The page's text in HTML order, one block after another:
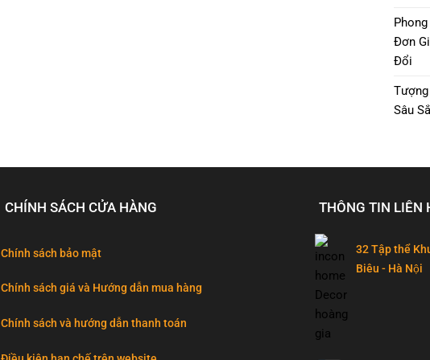
Đơn
Đổi
Sâu
CHÍNH SÁCH CỬA HÀNG
Chính sách bảo mật
Chính sách giá và Hướng dẫn mua hàng
Chính sách và hướng dẫn thanh toán
THÔNG TIN LIÊN
32 Tập thể
Biêu - Hà Nội